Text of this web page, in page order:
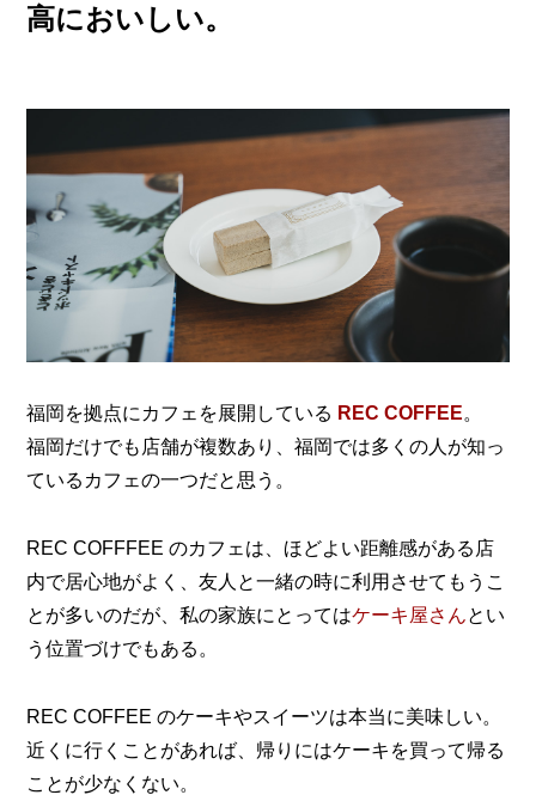
高においしい。
福岡を拠点にカフェを展開している REC COFFEE。
福岡だけでも店舗が複数あり、福岡では多くの人が知っ
ているカフェの一つだと思う。
REC COFFFEE のカフェは、ほどよい距離感がある店
内で居心地がよく、友人と一緒の時に利用させてもうこ
とが多いのだが、 私の家族にとってはケーキ屋さんとい
う位置づけでもある。
REC COFFEE のケーキやスイーツは本当に美味しい。
近くに行くことがあれば、帰りにはケーキを買って帰る
ことが少なくない。